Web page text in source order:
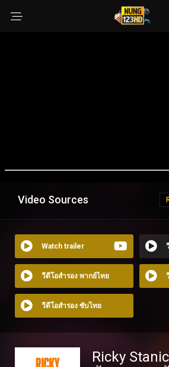
Video Sources
Watch trailer
วีดีโอสำรอง พากย์ไทย
วีดีโอสำรอง ซับไทย
Ricky